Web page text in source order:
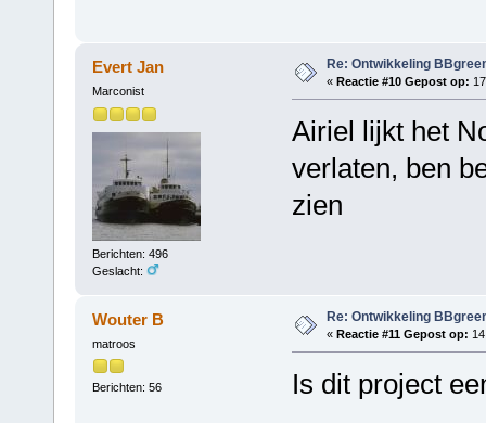
Evert Jan
Marconist
Berichten: 496
Geslacht:
Re: Ontwikkeling
« Reactie #10 Gepost op:
Airiel lijkt het
verlaten, ben
zien
Wouter B
matroos
Berichten: 56
Re: Ontwikkeling
« Reactie #11 Gepost op:
Is dit project